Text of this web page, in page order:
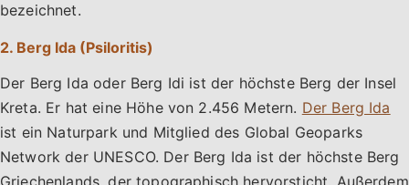
bezeichnet.
2. Berg Ida (Psiloritis)
Der Berg Ida oder Berg Idi ist der höchste Berg der Insel
Kreta. Er hat eine Höhe von 2.456 Metern. Der Berg Ida
ist ein Naturpark und Mitglied des Global Geoparks
Network der UNESCO. Der Berg Ida ist der höchste Berg